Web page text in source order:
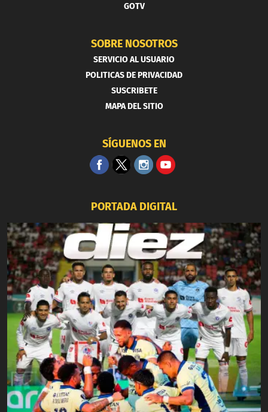
GOTV
SOBRE NOSOTROS
SERVICIO AL USUARIO
POLITICAS DE PRIVACIDAD
SUSCRIBETE
MAPA DEL SITIO
SÍGUENOS EN
PORTADA DIGITAL